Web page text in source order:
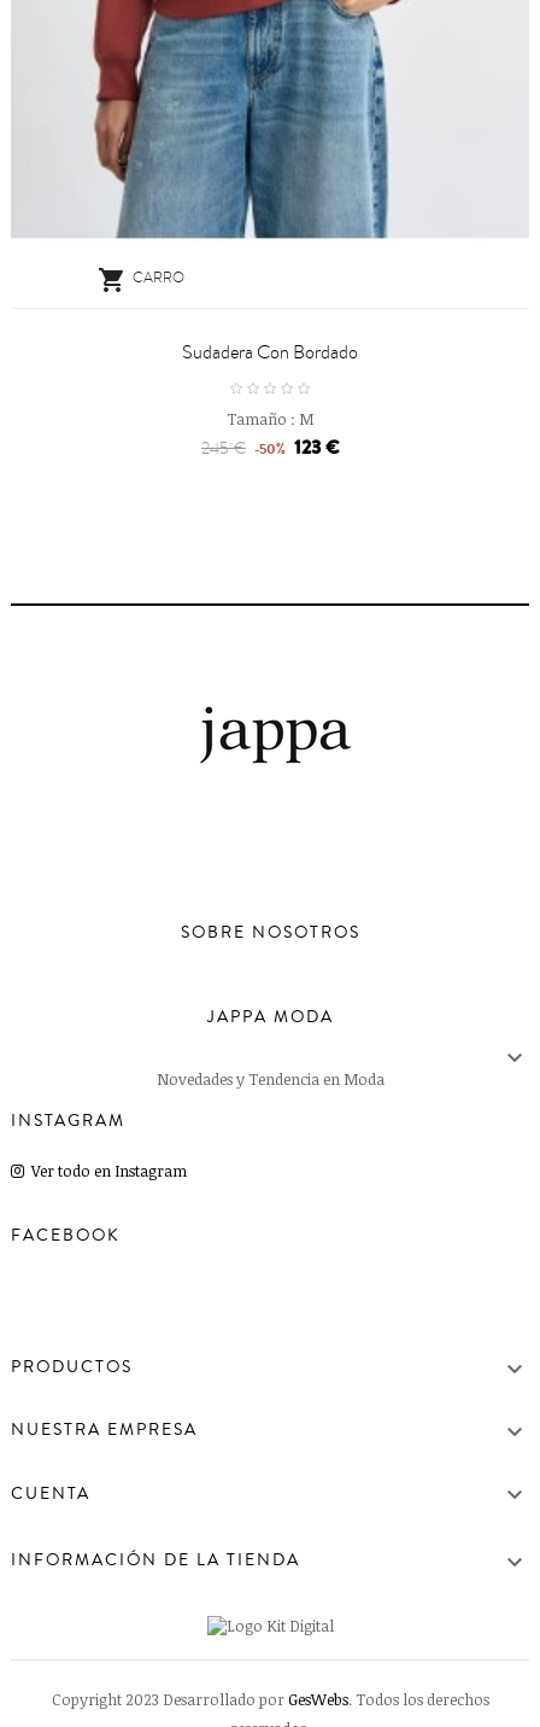
 CARRO
Sudadera Con Bordado
Tamaño : M
245 € -50% 123 €
SOBRE NOSOTROS
JAPPA MODA

Novedades y Tendencia en Moda
INSTAGRAM
Ver todo en Instagram
FACEBOOK
PRODUCTOS 
NUESTRA EMPRESA 
CUENTA 
INFORMACIÓN DE LA TIENDA 
Copyright 2023 Desarrollado porGesWebs. Todos los derechos